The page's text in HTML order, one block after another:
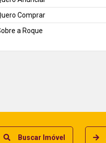
Comprar
a Roque
Buscar Imóvel